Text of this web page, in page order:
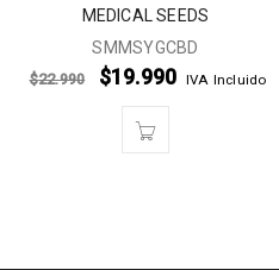
MEDICAL SEEDS
SMMSYGCBD
$22.990 $19.990 IVA Incluido